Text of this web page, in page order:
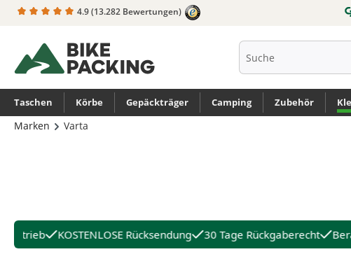
Zur Hauptnavigation springen
4.9(13.282 Bewertungen)
Taschen Körbe Gepäckträger Camping Zubehör
Marken Varta
KOSTENLOSE Rücksendung 30 Tage Rückgaberecht